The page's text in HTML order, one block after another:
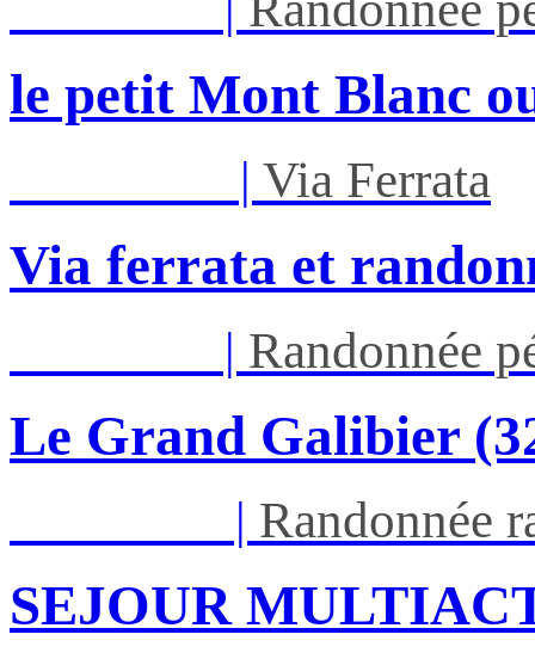
le petit Mont Blanc
| Via Ferrata
Via ferrata et
| Randonnée
Le Grand Galibier
| Randonnée
SEJOUR